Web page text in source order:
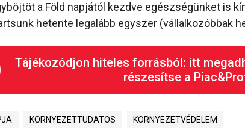
a Föld napjától kezdve egészségünket is
hetente legalább egyszer (vállalkozóbbak
Tájékozódjon hiteles forrásból: itt
részesítse a
KÖRNYEZETTUDATOS KÖRNYEZETVÉDELEM